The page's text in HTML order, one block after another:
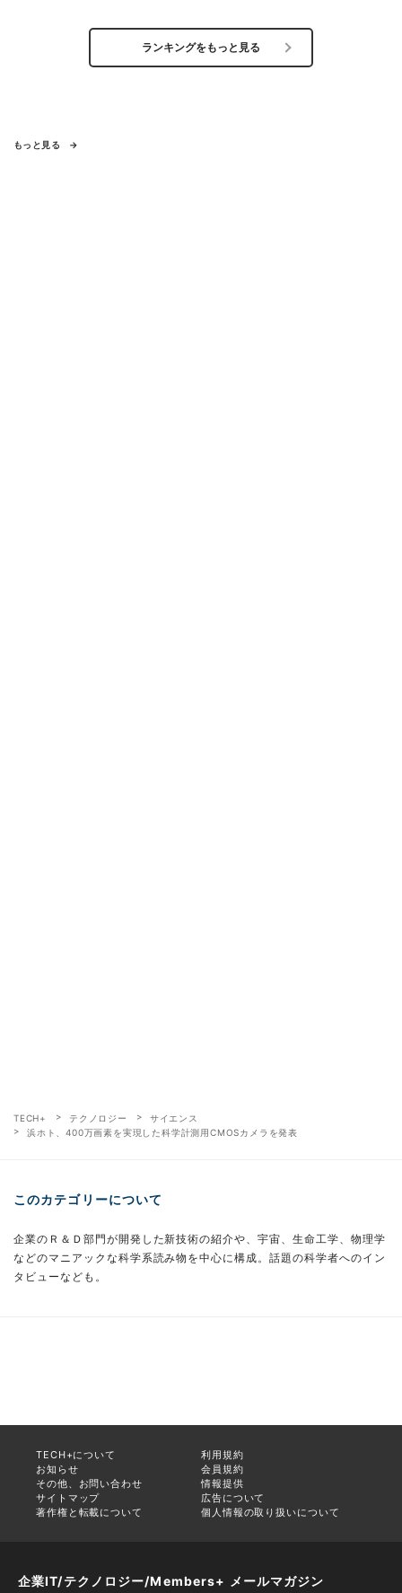
ランキングをもっと見る
もっと見る
TECH+ テクノロジー
サイエンス
浜ホト、400万画素を実現した科学計測用CMOSカメラを発表
このカテゴリーについて
企業のＲ＆Ｄ部門が開発した新技術の紹介や、宇宙、生命工学、物理学
などのマニアックな科学系読み物を中心に構成。話題の科学者へのイン
タビューなども。
TECH+について
利用規約
お知らせ
会員規約
その他、お問い合わせ
情報提供
サイトマップ
広告について
著作権と転載について
個人情報の取り扱いについて
企業IT/テクノロジー/Members+ メールマガジン